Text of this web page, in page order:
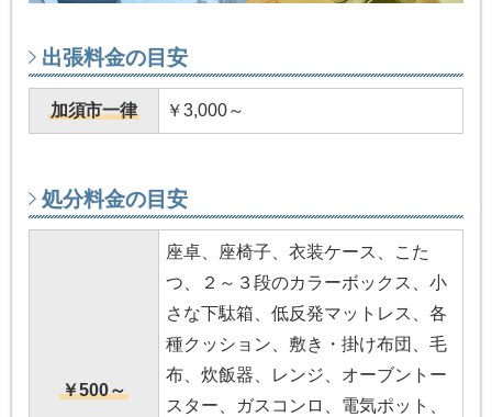
出張料金の目安
加須市一律 ￥3,000～
処分料金の目安
￥500～
座卓、座椅子、衣装ケース、こた
つ、２～３段のカラーボックス、小
さな下駄箱、低反発マットレス、各
種クッション、敷き・掛け布団、毛
布、炊飯器、レンジ、オーブントー
スター、ガスコンロ、電気ポット、